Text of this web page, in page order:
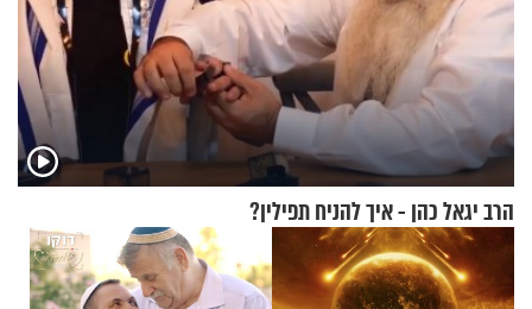
הרב יגאל כהן - איך להניח תפילין?